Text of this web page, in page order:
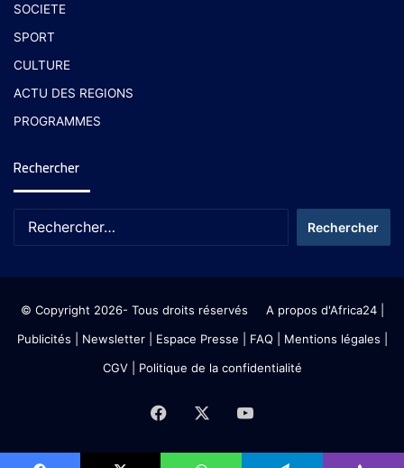
SOCIETE
SPORT
CULTURE
ACTU DES REGIONS
PROGRAMMES
Rechercher
© Copyright 2026- Tous droits réservés A propos d'Africa24|
Publicités
Newsletter| Espace Presse | FAQ | Mentions légales
CGV| Politique de la confidentialité